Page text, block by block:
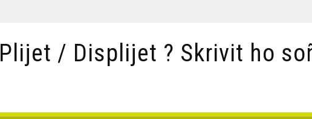
Plijet / Displijet ? Skrivit ho